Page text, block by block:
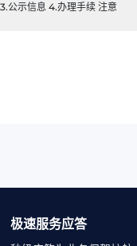
公示信息 4.办理手续 注意
极速服务应答